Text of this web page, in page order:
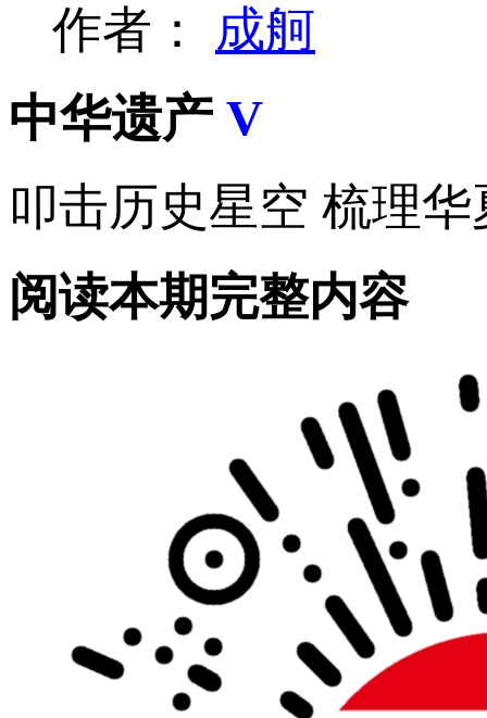
作者： 成舸
中华遗产 V
叩击历史星空 梳理华
阅读本期完整内容